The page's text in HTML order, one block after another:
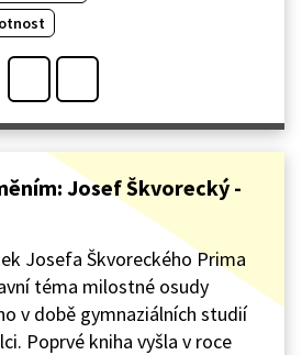
Josef Škvorecký -
Josefa Škvoreckého Prima
téma milostné osudy
v době gymnaziálních studií
Poprvé kniha vyšla v roce